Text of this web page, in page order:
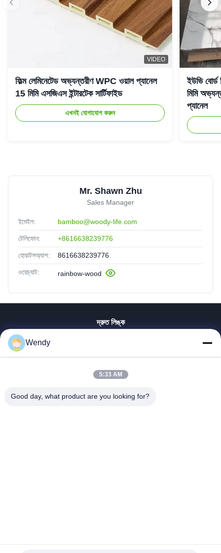
VIDEO
ফিল্ম লেমিনেটেড অভ্যন্তরীণ WPC ওয়াল প্যানেল
15 মিমি এসজিএস ইন্টারটেক সার্টিফাইড
এখনই যোগাযোগ করুন
ইউভি
মিমি
প্যানেল
Mr. Shawn Zhu
Sales Manager
ইমেইল: bamboo@woody-life.com
টেলিফোন: +8616638239776
হোয়াটসঅ্যাপ: 8616638239776
ওয়েচ্যাট: rainbow-wood
দ্রুত লিঙ্ক
ভিআর শো
আমাদের সম্পর্কে
Wendy
5:33 AM
Good day, what product are you looking for?